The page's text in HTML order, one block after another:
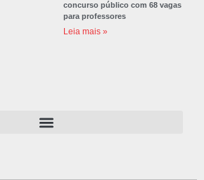
concurso público com 68 vagas
para professores
Leia mais »